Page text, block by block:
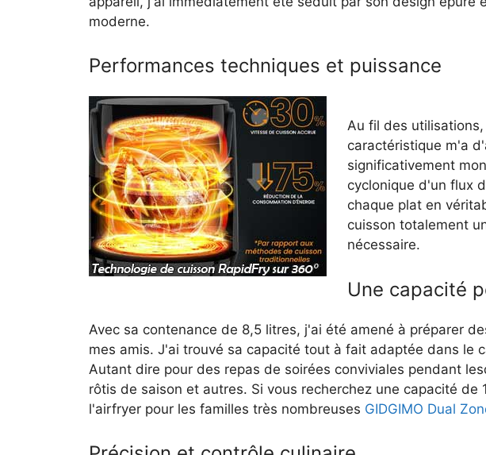
moderne.
Performances techniques et puissance
Au fil des
caractéristique m'a
significativement
cyclonique d'un flux
chaque plat en
cuisson totalement
nécessaire.
Une capacité
Avec sa contenance de 8,5 litres, j'ai été amené à préparer
mes amis. J'ai trouvé sa capacité tout à fait adaptée dans le
Autant dire pour des repas de soirées conviviales pendant
rôtis de saison et autres. Si vous recherchez une capacité
l'airfryer pour les familles très nombreuses GIDGIMO Dual